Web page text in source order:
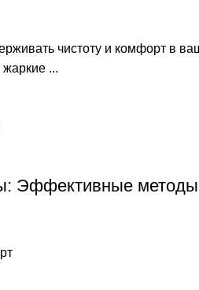
чистоту и комфорт в
...
Эффективные